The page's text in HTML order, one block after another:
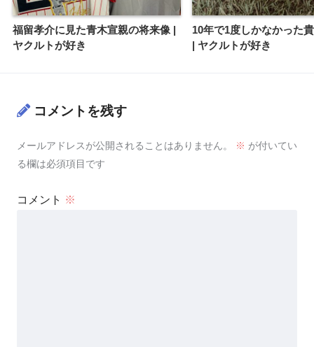
福留孝介に見た青木宣親の将来像 |
ヤクルトが好き
10年で1度しかなかった
| ヤクルトが好き
コメントを残す
メールアドレスが公開されることはありません。 ※ が付いてい
る欄は必須項目です
コメント ※